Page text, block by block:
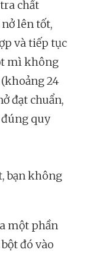
chất
lên tốt,
và tiếp tục
mì không
24
đạt chuẩn,
quy
bạn không
một phần
đó vào